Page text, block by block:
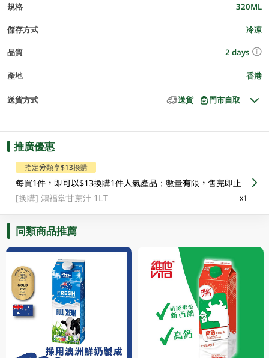
規格 320ML
儲存方式 冷凍
品質 2 days
產地 香港
送貨方式 送貨 門市自取
推廣優惠
指定分類享$13換購
每買1件，即可以$13換購1件人氣產品；數量有限，售完即止
[换購]鴻褔堂甘蔗汁 1LT x1
同類商品推薦